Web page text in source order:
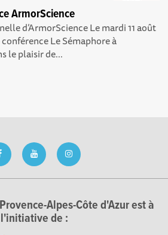
ArmorScience
d’ArmorScience Le mardi 11 août
Le Sémaphore à
le plaisir de...
Alpes-Côte d'Azur est à
l'initiative de :